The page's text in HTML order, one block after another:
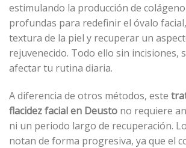
estimulando la producción de
profundas para redefinir el óvalo
textura de la piel y recuperar un
rejuvenecido. Todo ello sin incisiones,
afectar tu rutina diaria.
A diferencia de otros métodos, este
flacidez facial en Deusto no requiere
ni un periodo largo de recuperación.
notan de forma progresiva, ya que el